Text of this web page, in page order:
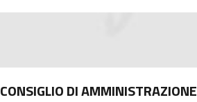
CONSIGLIO DI AMMINISTRAZIONE